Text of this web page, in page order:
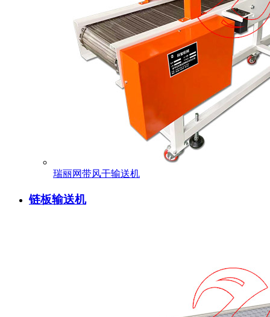
瑞丽网带风干输送机
链板输送机